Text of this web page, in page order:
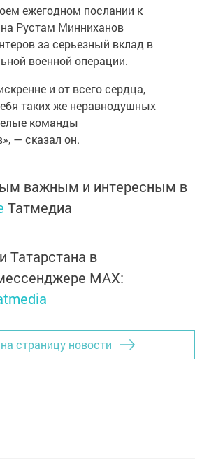
ежегодном послании к
Рустам Минниханов
за серьезный вклад в
военной операции.
и от всего сердца,
таких же неравнодушных
команды
— сказал он.
важным и интересным в
Татмедиа
Татарстана в
MАХ:
страницу новости